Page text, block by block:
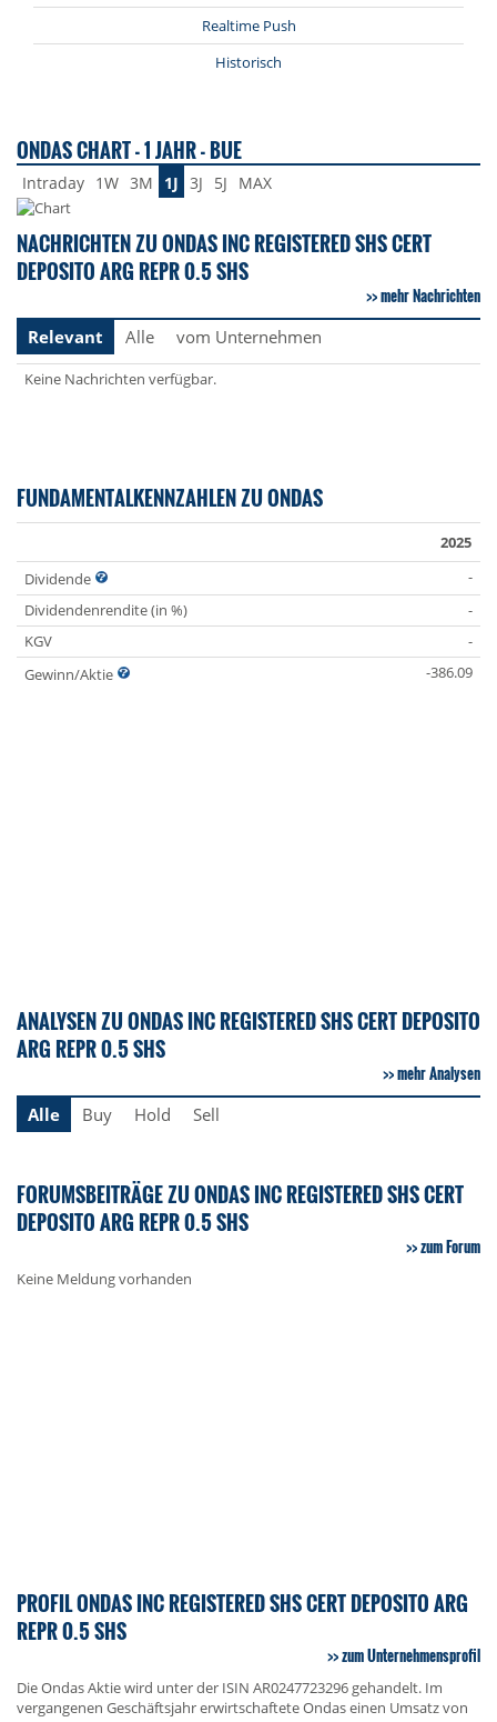
Realtime Push
Historisch
ONDAS CHART - 1 JAHR - BUE
Intraday 1W 3M 1J 3J 5J MAX
NACHRICHTEN ZU ONDAS INC REGISTERED SHS CERT
DEPOSITO ARG REPR 0.5 SHS
mehr Nachrichten
Relevant
Alle vom Unternehmen
Keine Nachrichten verfügbar.
FUNDAMENTALKENNZAHLEN ZU ONDAS
2025
Dividende
-
Dividendenrendite (in %)
-
KGV
-
Gewinn/Aktie
-386.09
ANALYSEN ZU ONDAS INC REGISTERED SHS CERT DEPOSITO
ARG REPR 0.5 SHS
mehr Analysen
Alle
Buy Hold Sell
FORUMSBEITRÄGE ZU ONDAS INC REGISTERED SHS CERT
DEPOSITO ARG REPR 0.5 SHS
zum Forum
Keine Meldung vorhanden
PROFIL ONDAS INC REGISTERED SHS CERT DEPOSITO ARG
REPR 0.5 SHS
zum Unternehmensprofil
Die Ondas Aktie wird unter der ISIN AR0247723296 gehandelt. Im
vergangenen Geschäftsjahr erwirtschaftete Ondas einen Umsatz von